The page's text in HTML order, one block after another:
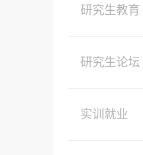
研究生教育
研究生论坛
实训就业